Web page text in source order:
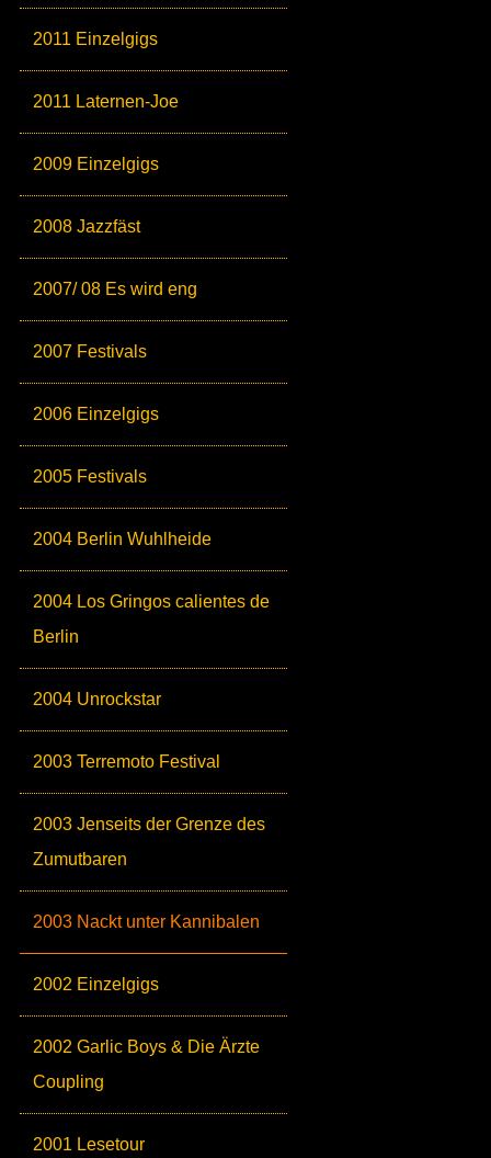
2011 Einzelgigs
2011 Laternen-Joe
2009 Einzelgigs
2008 Jazzfäst
2007/ 08 Es wird eng
2007 Festivals
2006 Einzelgigs
2005 Festivals
2004 Berlin Wuhlheide
2004 Los Gringos calientes de
Berlin
2004 Unrockstar
2003 Terremoto Festival
2003 Jenseits der Grenze des
Zumutbaren
2003 Nackt unter Kannibalen
2002 Einzelgigs
2002 Garlic Boys & Die Ärzte
Coupling
2001 Lesetour